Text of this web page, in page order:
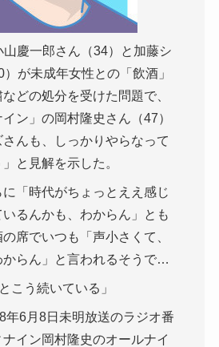
山慶一郎さん（34）と加藤シ
が未成年女性との「飲酒」
どの処分を受けた問題で、
イン」の岡村隆史さん（47）
んも、しっかりやらなって
と見解を示した。
「時代がちょっとええ感じ
るんかも、わからん」とも
席でいつも「声小さくて、
からん」と言われるそうで…
こう続いている」
年6月8日未明放送のラジオ番
イン岡村隆史のオールナイ